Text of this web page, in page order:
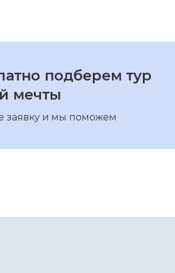
подберем тур
мечты
заявку и мы поможем